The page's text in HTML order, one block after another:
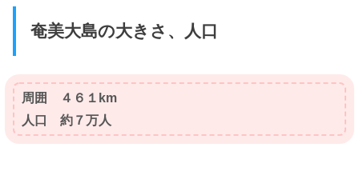
奄美大島の大きさ、人口
周囲 ４６１km
人口 約７万人